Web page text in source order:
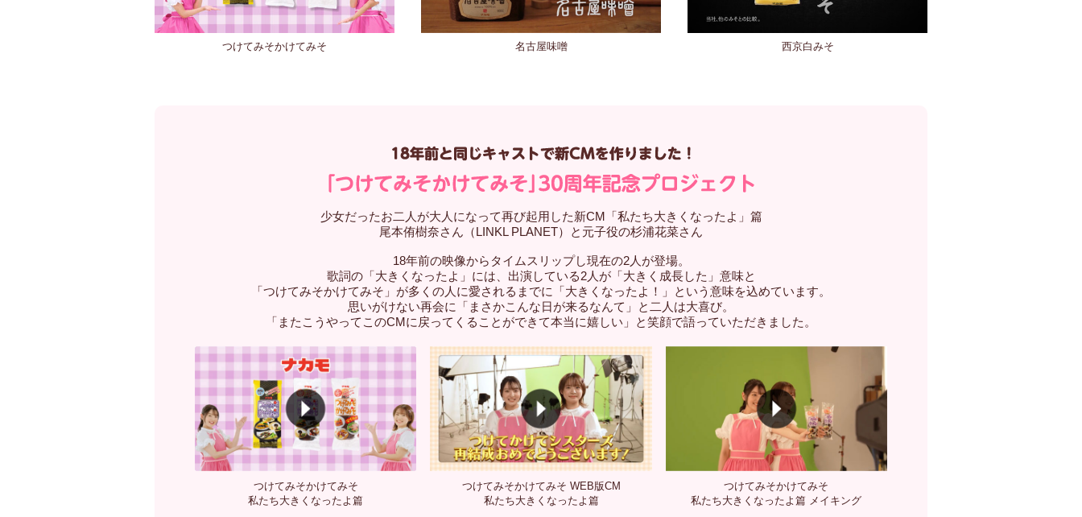
つけてみそかけてみそ 名古屋味噌 西京白みそ
少女だったお二人が大人になって再び起用した新CM「私たち大きくなったよ」篇
尾本侑樹奈さん（LINKL PLANET）と元子役の杉浦花菜さん
18年前の映像からタイムスリップし現在の2人が登場。
歌詞の「大きくなったよ」には、出演している2人が「大きく成長した」意味と
「つけてみそかけてみそ」が多くの人に愛されるまでに「大きくなったよ！」という意味を込めています。
思いがけない再会に「まさかこんな日が来るなんて」と二人は大喜び。
「またこうやってこのCMに戻ってくることができて本当に嬉しい」と笑顔で語っていただきました。
つけてみそかけてみそ
私たち大きくなったよ篇
つけてみそかけてみそ WEB版CM
私たち大きくなったよ篇
つけてみそかけてみそ
私たち大きくなったよ篇 メイキング